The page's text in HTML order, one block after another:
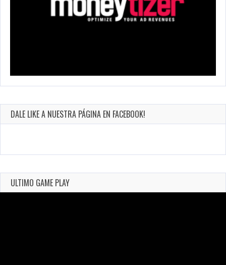
DALE LIKE A NUESTRA PÁGINA EN FACEBOOK!
ULTIMO GAME PLAY